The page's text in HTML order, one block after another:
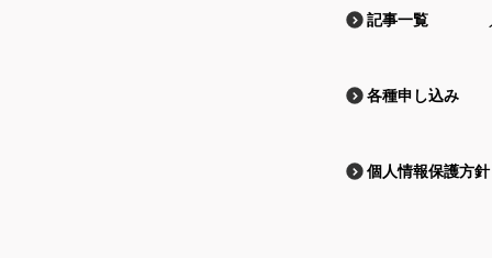
記事一覧
各種申し込み
個人情報保護方針